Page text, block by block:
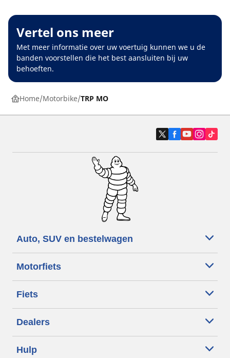
Vertel ons meer
Met meer informatie over uw voertuig kunnen we u de
banden voorstellen die het best aansluiten bij uw
behoeften.
Home Motorbike TRP MO
Auto, SUV en bestelwagen
Motorfiets
Fiets
Dealers
Hulp